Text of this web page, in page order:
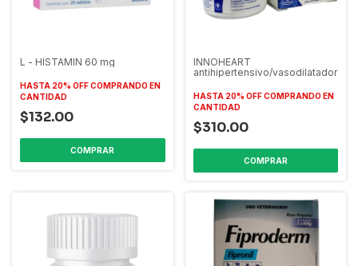
L - HISTAMIN 60 mg
HASTA 20% OFFCOMPRANDO EN
CANTIDAD
$132.00
INNOHEART
antihipertensivo/vasodilatador
HASTA 20% OFF COMPRANDO EN
CANTIDAD
$310.00